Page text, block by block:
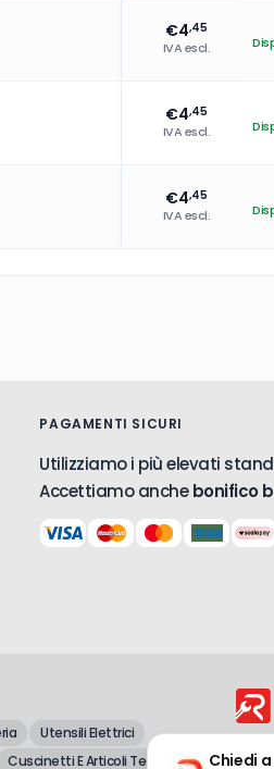
€4,45
IVA escl.
€4,45
IVA escl.
€4,45
IVA escl.
PAGAMENTI SICURI
Utilizziamo i più elevati
Accettiamo anchebonifico
Utensili Elettrici
Cuscinetti E Articoli Tecnici Chiedi